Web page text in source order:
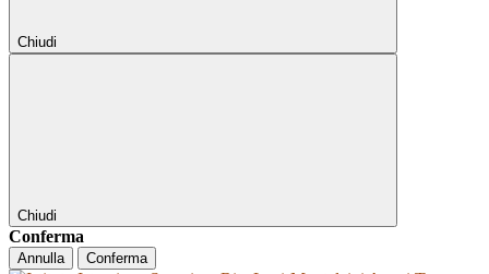
Chiudi
Chiudi
Conferma
Annulla Conferma